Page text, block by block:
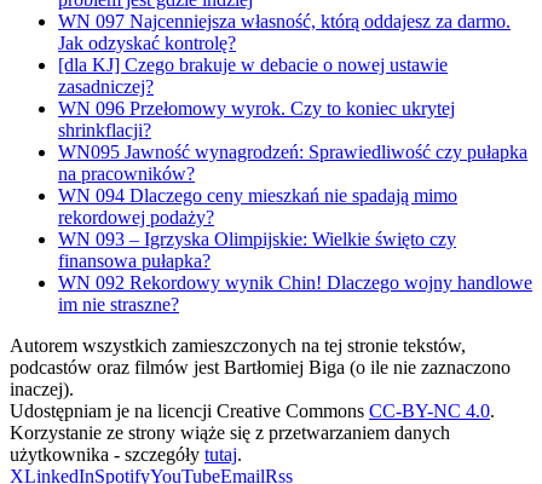
WN 097 Najcenniejsza własność, którą oddajesz za darmo.
Jak odzyskać kontrolę?
[dla KJ] Czego brakuje w debacie o nowej ustawie
zasadniczej?
WN 096 Przełomowy wyrok. Czy to koniec ukrytej
shrinkflacji?
WN095 Jawność wynagrodzeń: Sprawiedliwość czy pułapka
na pracowników?
WN 094 Dlaczego ceny mieszkań nie spadają mimo
rekordowej podaży?
WN 093 – Igrzyska Olimpijskie: Wielkie święto czy
finansowa pułapka?
WN 092 Rekordowy wynik Chin! Dlaczego wojny handlowe
im nie straszne?
Autorem wszystkich zamieszczonych na tej stronie tekstów,
podcastów oraz filmów jest Bartłomiej Biga (o ile nie zaznaczono
inaczej).
Udostępniam je na licencji Creative Commons CC-BY-NC 4.0.
Korzystanie ze strony wiąże się z przetwarzaniem danych
użytkownika - szczegóły tutaj.
XLinkedInSpotifyYouTubeEmailRss